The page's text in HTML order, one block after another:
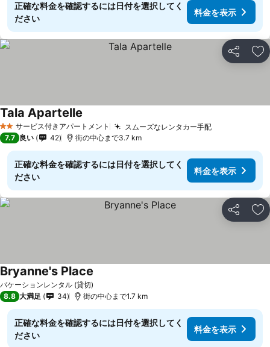
正確な料金を確認するには日付を選択してく
ださい
料金を表示
シェア お
2 ホテルのランク
サービス付きアパートメント スムーズなレンタカー手配
Tala Apartelle
7.7 良い 42 街の中心まで3.7 km
正確な料金を確認するには日付を選択してく
ださい
料金を表示
シェア お
バケーションレンタル (貸切)
Bryanne's Place
8.8 大満足 34 街の中心まで1.7 km
正確な料金を確認するには日付を選択してく
ださい
料金を表示